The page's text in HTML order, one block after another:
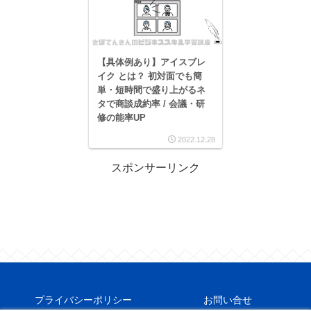
【具体例あり】アイスブレ
イク とは？ 初対面でも簡
単・短時間で盛り上がるネ
タで商談成約率 / 会議・研
修の能率UP
2022.12.28
スポンサーリンク
プライバシーポリシー お問い合せ